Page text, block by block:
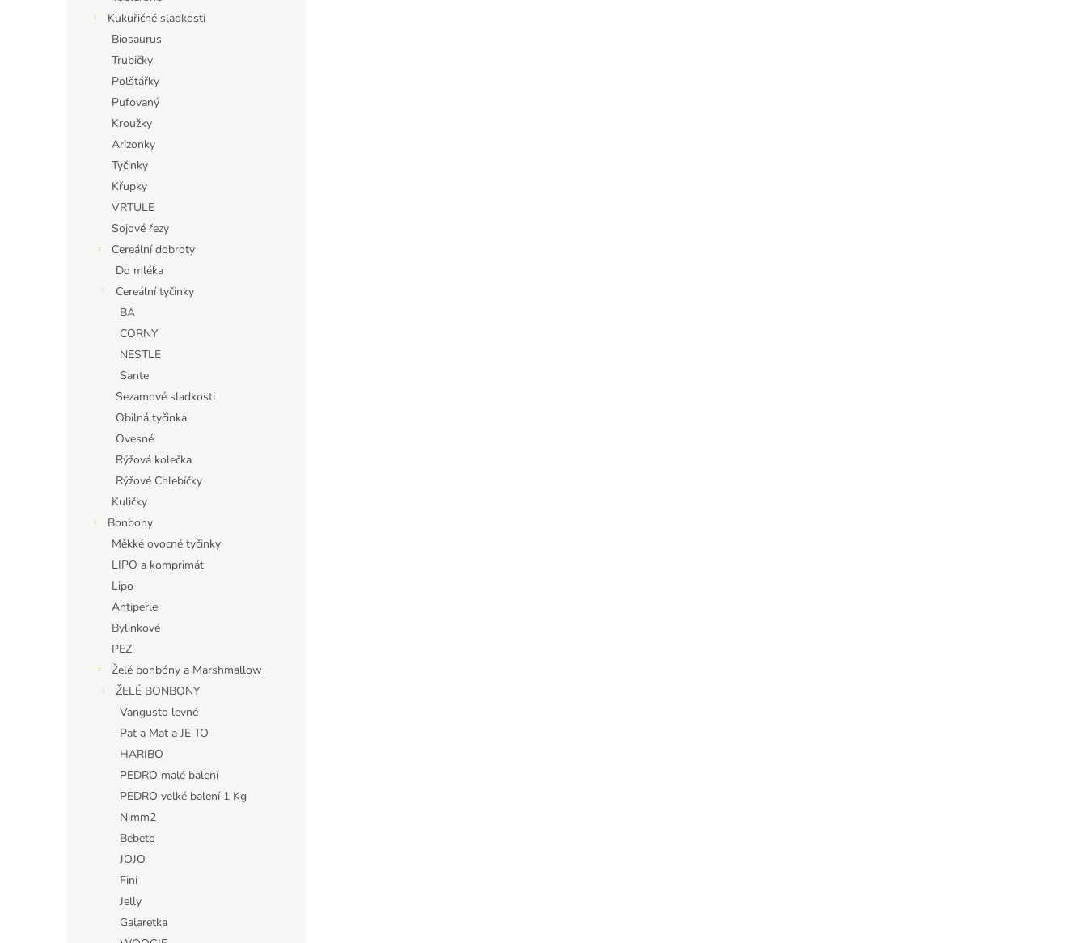
Kukuřičné sladkosti
Biosaurus
Trubičky
Polštářky
Pufovaný
Kroužky
Arizonky
Tyčinky
Křupky
VRTULE
Sojové řezy
Cereální dobroty
Do mléka
Cereální tyčinky
BA
CORNY
NESTLE
Sante
Sezamové sladkosti
Obilná tyčinka
Ovesné
Rýžová kolečka
Rýžové Chlebíčky
Kuličky
Bonbony
Měkké ovocné tyčinky
LIPO a komprimát
Lipo
Antiperle
Bylinkové
PEZ
Želé bonbóny a Marshmallow
ŽELÉ BONBONY
Vangusto levné
Pat a Mat a JE TO
HARIBO
PEDRO malé balení
PEDRO velké balení 1 Kg
Nimm2
Bebeto
JOJO
Fini
Jelly
Galaretka